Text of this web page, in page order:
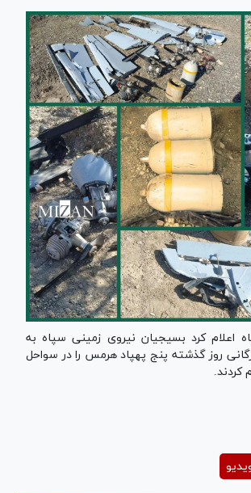
اعلام کرد بسیجیان نیروی زمینی سپاه به
روز گذشته پنج پهپاد هرمس را در سواحل
Play